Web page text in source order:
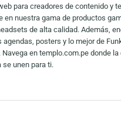
para creadores de contenido y
en nuestra gama de productos
de alta calidad. Además,
agendas, posters y lo mejor de
en templo.com.pe donde la
se unen para ti.